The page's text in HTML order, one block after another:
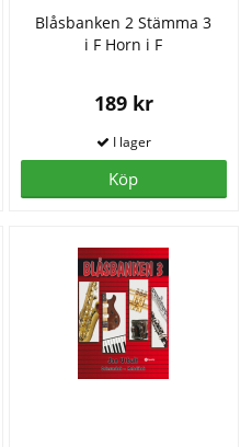
Blåsbanken 2 Stämma 3
i F Horn i F
189 kr
Köp